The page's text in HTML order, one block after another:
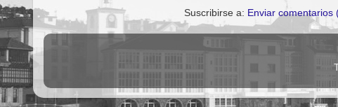
Suscribirse a: Enviar comentarios